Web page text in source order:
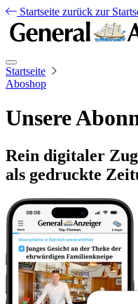
Startseite zurück zur
Startseite
Aboshop
Unsere
Rein digitaler
als gedruckte